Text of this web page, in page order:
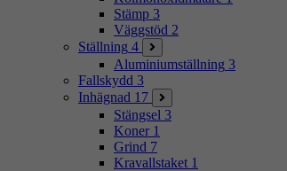
Stämp 3
Väggstöd 2
Ställning 4
Aluminiumställning 3
Fallskydd 3
Inhägnad 17
Stängsel 3
Koner 1
Grind 7
Kravallstaket 1